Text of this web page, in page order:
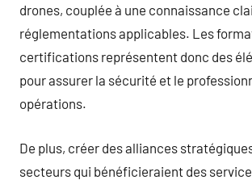
drones, couplée à une connaissance
réglementations applicables. Les
certifications représentent donc des
pour assurer la sécurité et le
opérations.
De plus, créer des alliances
secteurs qui bénéficieraient des